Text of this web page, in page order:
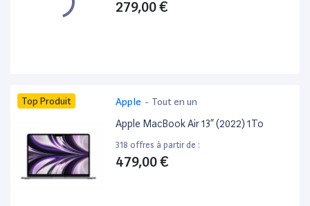
279,00 €
Top Produit Apple - Tout en un
Apple MacBook Air 13” (2022) 1To
318 offres à partir de :
479,00 €